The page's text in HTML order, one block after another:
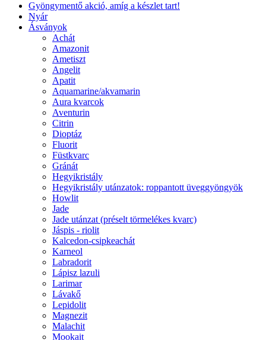
Gyöngymentő akció, amíg a készlet tart!
Nyár
Ásványok
Achát
Amazonit
Ametiszt
Angelit
Apatit
Aquamarine/akvamarin
Aura kvarcok
Aventurin
Citrin
Dioptáz
Fluorit
Füstkvarc
Gránát
Hegyikristály
Hegyikristály utánzatok: roppantott üveggyöngyök
Howlit
Jade
Jade utánzat (préselt törmelékes kvarc)
Jáspis - riolit
Kalcedon-csipkeachát
Karneol
Labradorit
Lápisz lazuli
Larimar
Lávakő
Lepidolit
Magnezit
Malachit
Mookait